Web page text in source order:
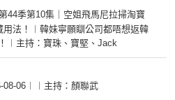
44季第10集｜空姐飛馬尼拉掃淘寶
法！︱韓妹寧願瞓公司都唔想返韓
︱主持：寶珠、寶堅、Jack
08-06︱︱主持：顏聯武